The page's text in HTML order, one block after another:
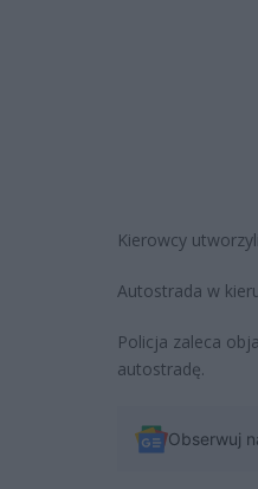
Kierowcy
Autostrada w
Policja zaleca
autostradę.
Obserwuj